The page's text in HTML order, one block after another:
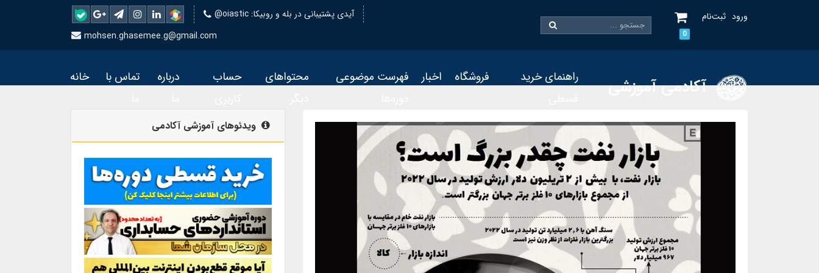
ورود ثبت‌نام
0
@oiastic :آیدی پشتیبانی در بله و روبیکا
mohsen.ghasemee.g@gmail.com
آکادمی آموزشی
راهنمای خرید
فروشگاه اخبار
فهرست موضوعی
محتواهای
حساب
درباره
تماس با
خانه
ویدئوهای آموزشی آکادمی